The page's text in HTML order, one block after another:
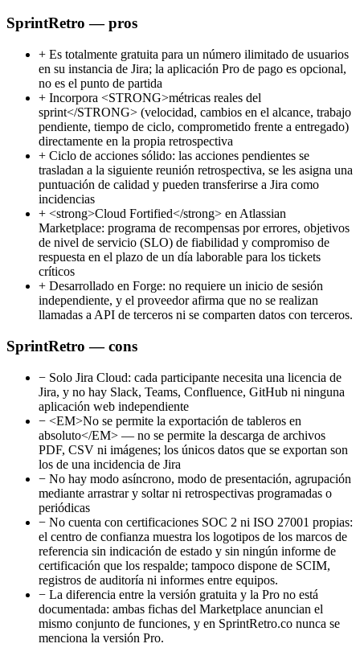
SprintRetro — pros
+ Es totalmente gratuita para un número ilimitado de usuarios
en su instancia de Jira; la aplicación Pro de pago es opcional,
no es el punto de partida
+ Incorpora <STRONG>métricas reales del
sprint</STRONG> (velocidad, cambios en el alcance, trabajo
pendiente, tiempo de ciclo, comprometido frente a entregado)
directamente en la propia retrospectiva
+ Ciclo de acciones sólido: las acciones pendientes se
trasladan a la siguiente reunión retrospectiva, se les asigna una
puntuación de calidad y pueden transferirse a Jira como
incidencias
+ <strong>Cloud Fortified</strong> en Atlassian
Marketplace: programa de recompensas por errores, objetivos
de nivel de servicio (SLO) de fiabilidad y compromiso de
respuesta en el plazo de un día laborable para los tickets
críticos
+ Desarrollado en Forge: no requiere un inicio de sesión
independiente, y el proveedor afirma que no se realizan
llamadas a API de terceros ni se comparten datos con terceros.
SprintRetro — cons
− Solo Jira Cloud: cada participante necesita una licencia de
Jira, y no hay Slack, Teams, Confluence, GitHub ni ninguna
aplicación web independiente
− <EM>No se permite la exportación de tableros en
absoluto</EM> — no se permite la descarga de archivos
PDF, CSV ni imágenes; los únicos datos que se exportan son
los de una incidencia de Jira
− No hay modo asíncrono, modo de presentación, agrupación
mediante arrastrar y soltar ni retrospectivas programadas o
periódicas
− No cuenta con certificaciones SOC 2 ni ISO 27001 propias:
el centro de confianza muestra los logotipos de los marcos de
referencia sin indicación de estado y sin ningún informe de
certificación que los respalde; tampoco dispone de SCIM,
registros de auditoría ni informes entre equipos.
− La diferencia entre la versión gratuita y la Pro no está
documentada: ambas fichas del Marketplace anuncian el
mismo conjunto de funciones, y en SprintRetro.co nunca se
menciona la versión Pro.